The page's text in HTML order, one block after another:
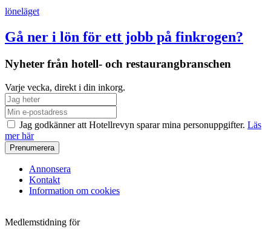
löneläget
Gå ner i lön för ett jobb på finkrogen?
Nyheter från hotell- och restaurangbranschen
Varje vecka, direkt i din inkorg.
Jag godkänner att Hotellrevyn sparar mina personuppgifter. Läs
mer här
Annonsera
Kontakt
Information om cookies
Medlemstidning för